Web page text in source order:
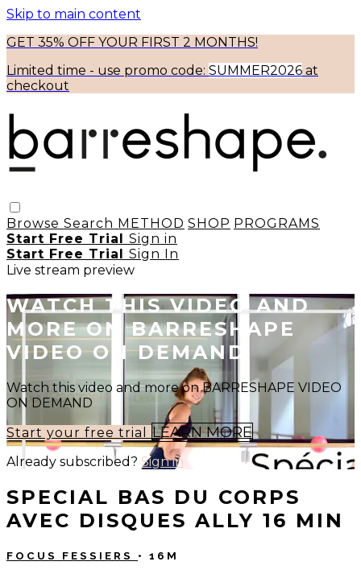
Skip to main content
GET 35% OFF YOUR FIRST 2 MONTHS!
Limited time - use promo code: SUMMER2026 at
checkout
Browse Search METHOD SHOP PROGRAMS
Start Free Trial Sign in
Start Free Trial Sign In
Live stream preview
WATCH THIS VIDEO AND
MORE ON BARRESHAPE
VIDEO ON DEMAND
Watch this video and more on BARRESHAPE VIDEO
ON DEMAND
Start your free trial LEARN MORE
Already subscribed? Sign in
SPECIAL BAS DU CORPS
AVEC DISQUES ALLY 16 MIN
FOCUS FESSIERS • 16M